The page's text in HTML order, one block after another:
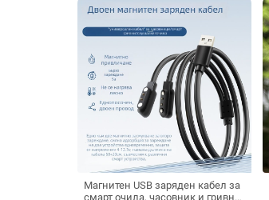
Магнитен USB заряден кабел за
смарт очила, часовник и гривна